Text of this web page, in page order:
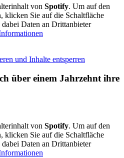
von Spotify. Um auf den
klicken Sie auf die Schaltfläche
Daten an Drittanbieter
und Inhalte entsperren
über einem Jahrzehnt ihre
von Spotify. Um auf den
klicken Sie auf die Schaltfläche
Daten an Drittanbieter